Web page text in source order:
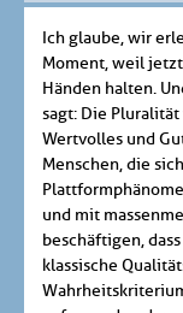
Ich glaube, wir
Moment, weil
Händen halten.
sagt: Die
Wertvolles und
Menschen, die
und mit
beschäftigen,
klassische